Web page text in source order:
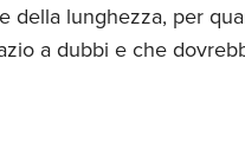
della lunghezza, per
a dubbi e che